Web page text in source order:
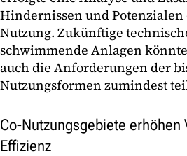
Hindernissen und Potenzialen
Nutzung. Zukünftige
schwimmende Anlagen
auch die Anforderungen der
Nutzungsformen zumindest
Co-Nutzungsgebiete erhöhen
Effizienz